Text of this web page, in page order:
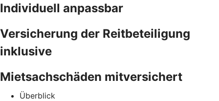
Individuell anpassbar
Versicherung der Reitbeteiligung
inklusive
Mietsachschäden mitversichert
Überblick